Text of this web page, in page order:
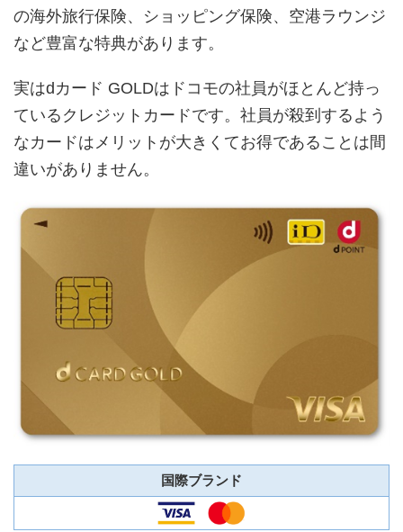
の海外旅行保険、ショッピング保険、空港ラウンジ
など豊富な特典があります。
実はdカード GOLDはドコモの社員がほとんど持っ
ているクレジットカードです。社員が殺到するよう
なカードはメリットが大きくてお得であることは間
違いがありません。
国際ブランド